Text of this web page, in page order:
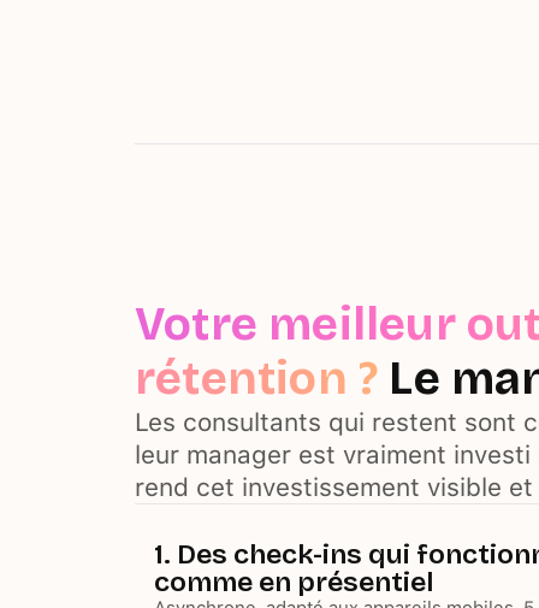
Votre meilleur
rétention ? Le
Les consultants qui restent sont
leur manager est vraiment investi
rend cet investissement visible
1. Des check-ins qui
comme en présentiel